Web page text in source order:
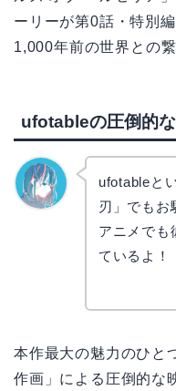
ーリーが第0話・特別
1,000年前の世界との
ufotableの圧倒的
ufotableと
刃」でもお
アニメでも
ているよ！
本作最大の魅力のひと
作画」による圧倒的な